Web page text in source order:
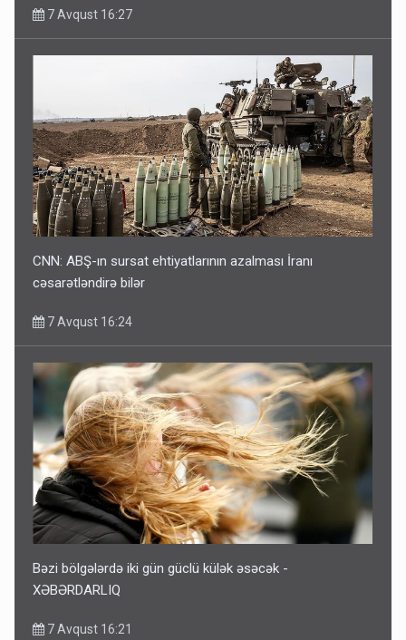
7 Avqust 16:27
CNN: ABŞ-ın sursat ehtiyatlarının azalması İranı
cəsarətləndirə bilər
7 Avqust 16:24
Bəzi bölgələrdə iki gün güclü külək əsəcək -
XƏBƏRDARLIQ
7 Avqust 16:21